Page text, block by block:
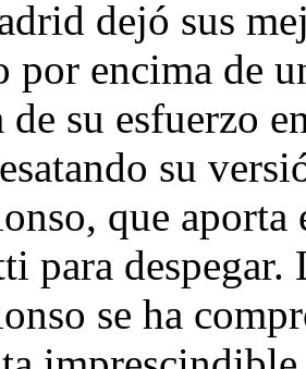
dejó sus
por encima de
de su esfuerzo
su
que
para
se ha